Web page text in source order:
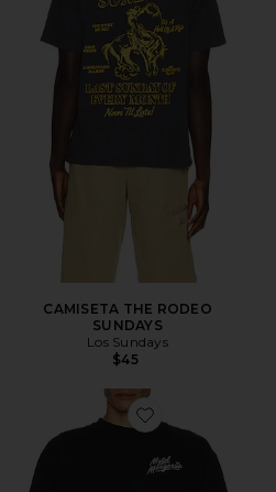
CAMISETA THE RODEO
SUNDAYS
Los Sundays
$45
Favorite CAMISETA IF